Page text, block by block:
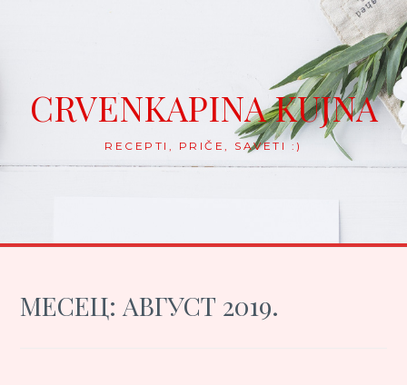
CRVENKAPINA KUJNA
RECEPTI, PRIČE, SAVETI :)
МЕСЕЦ: АВГУСТ 2019.